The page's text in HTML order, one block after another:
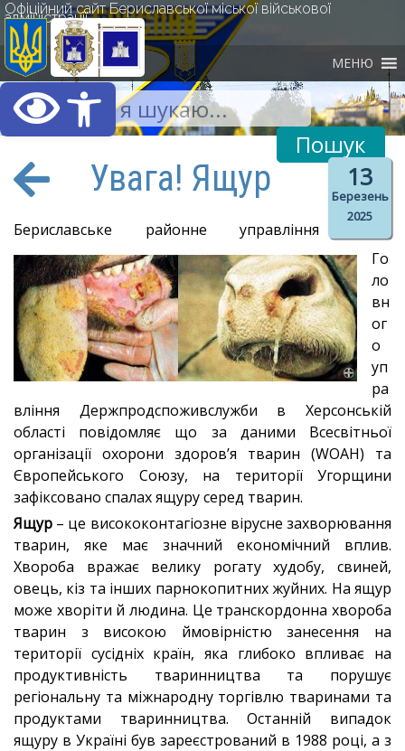
Відкрити Панель
Офіційний сайт Бериславської міської військової
адміністрації
МЕНЮ
13
Березень
2025
Увага! Ящур
Бериславське районне управління
Го
ло
вн
ог
о
уп
ра
вління Держпродспоживслужби в Херсонській
області повідомляє що за даними Всесвітньої
організації охорони здоров’я тварин (WOAH) та
Європейського Союзу, на території Угорщини
зафіксовано спалах ящуру серед тварин.
Ящур – це висококонтагіозне вірусне захворювання
тварин, яке має значний економічний вплив.
Хвороба вражає велику рогату худобу, свиней,
овець, кіз та інших парнокопитних жуйних. На ящур
може хворіти й людина. Це транскордонна хвороба
тварин з високою ймовірністю занесення на
території сусідніх країн, яка глибоко впливає на
продуктивність тваринництва та порушує
регіональну та міжнародну торгівлю тваринами та
продуктами тваринництва. Останній випадок
ящуру в Україні був зареєстрований в 1988 році, а з